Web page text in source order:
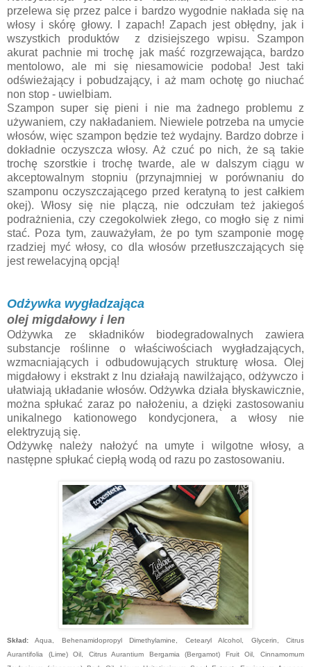
przelewa się przez palce i bardzo wygodnie nakłada się na
włosy i skórę głowy. I zapach! Zapach jest obłędny, jak i
wszystkich produktów z dzisiejszego wpisu. Szampon
akurat pachnie mi trochę jak maść rozgrzewająca, bardzo
mentolowo, ale mi się niesamowicie podoba! Jest taki
odświeżający i pobudzający, i aż mam ochotę go niuchać
non stop - uwielbiam.
Szampon super się pieni i nie ma żadnego problemu z
używaniem, czy nakładaniem. Niewiele potrzeba na umycie
włosów, więc szampon będzie też wydajny. Bardzo dobrze i
dokładnie oczyszcza włosy. Aż czuć po nich, że są takie
trochę szorstkie i trochę twarde, ale w dalszym ciągu w
akceptowalnym stopniu (przynajmniej w porównaniu do
szamponu oczyszczającego przed keratyną to jest całkiem
okej). Włosy się nie plączą, nie odczułam też jakiegoś
podrażnienia, czy czegokolwiek złego, co mogło się z nimi
stać. Poza tym, zauważyłam, że po tym szamponie mogę
rzadziej myć włosy, co dla włosów przetłuszczających się
jest rewelacyjną opcją!
Odżywka wygładzająca
olej migdałowy i len
Odżywka ze składników biodegradowalnych zawiera
substancje roślinne o właściwościach wygładzających,
wzmacniających i odbudowujących strukturę włosa. Olej
migdałowy i ekstrakt z lnu działają nawilżająco, odżywczo i
ułatwiają układanie włosów. Odżywka działa błyskawicznie,
można spłukać zaraz po nałożeniu, a dzięki zastosowaniu
unikalnego kationowego kondycjonera, a włosy nie
elektryzują się.
Odżywkę należy nałożyć na umyte i wilgotne włosy, a
następne spłukać ciepłą wodą od razu po zastosowaniu.
Skład: Aqua, Behenamidopropyl Dimethylamine, Cetearyl Alcohol, Glycerin, Citrus
Aurantifolia (Lime) Oil, Citrus Aurantium Bergamia (Bergamot) Fruit Oil, Cinnamomum